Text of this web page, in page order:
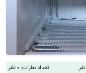
تعداد نظرات: 0 نظر